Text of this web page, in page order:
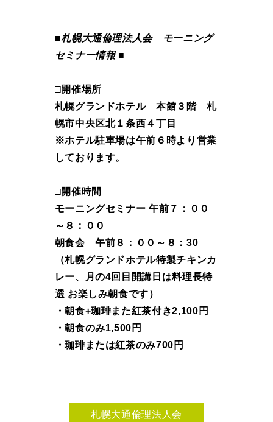
■札幌大通倫理法人会 モーニング
セミナー情報 ■
□開催場所
札幌グランドホテル 本館３階 札
幌市中央区北１条西４丁目
※ホテル駐車場は午前６時より営業
しております。
□開催時間
モーニングセミナー 午前７：００
～８：００
朝食会 午前８：００～８：30
（札幌グランドホテル特製チキンカ
レー、月の4回目開講日は料理長特
選 お楽しみ朝食です）
・朝食+珈琲また紅茶付き2,100円
・朝食のみ1,500円
・珈琲または紅茶のみ700円
札幌大通倫理法人会